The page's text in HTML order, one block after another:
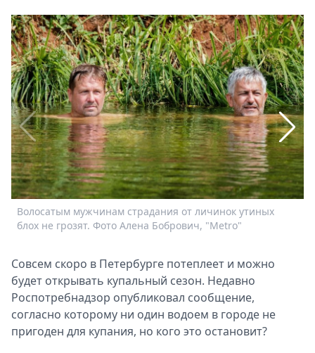
Выставки
Пресс-
релизы
О
Metro
Стримы
Спецпроекты
Звезды
Выборы
2026
Скачай
Metro
Волосатым мужчинам страдания от личинок утиных
блох не грозят. Фото Алена Бобрович, "Metro"
Совсем скоро в Петербурге потеплеет и можно
будет открывать купальный сезон. Недавно
Роспотребнадзор опубликовал сообщение,
согласно которому ни один водоем в городе не
пригоден для купания, но кого это остановит?